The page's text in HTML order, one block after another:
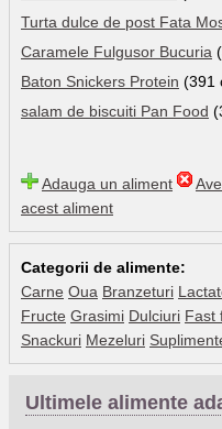
Turta dulce de post Fata
Caramele Fulgusor Bucuria
Baton Snickers Protein (391
salam de biscuiti Pan Food
Adauga un aliment
acest aliment
Categorii de alimente:
Carne Oua Branzeturi
Fructe Grasimi Dulciuri Fast
Snackuri Mezeluri
Ultimele alimente